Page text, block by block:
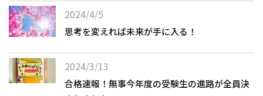
2024/4/5
思考を変えれば未来が手に入る！
2024/3/13
合格速報！無事今年度の受験生の進路が全員決